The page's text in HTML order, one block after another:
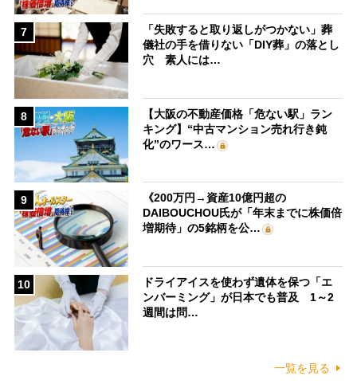
7
「失敗すると取り返しがつかない」葬
儀社の手を借りない「DIY葬」の落とし
穴 素人には…
8
【大阪の不動産価格「危ない駅」ラン
キング】“中古マンション売れ行き鈍
化”のワース…
9
《200万円→資産10億円超の
DAIBOUCHOU氏が「年末までに株価倍
増期待」の5銘柄を公…
10
ドライアイスを使わず遺体を保つ「エ
ンバーミング」が日本でも普及 1～2
週間は問…
一覧を見る